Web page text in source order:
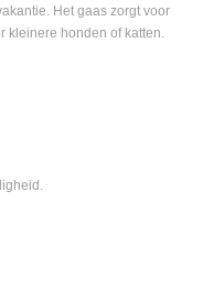
Het gaas zorgt voor
kleinere honden of katten.